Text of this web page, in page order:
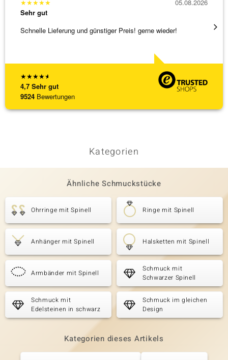
★★★★★
4,7 Sehr gut
9524 Bewertungen
★★★★★
Sehr gut
Schnelle Lieferung und günstiger Preis! gerne wieder!
05.08.2026
Kategorien
Ähnliche Schmuckstücke
Ohrringe mit Spinell Ringe mit Spinell
Anhänger mit Spinell Halsketten mit Spinell
Armbänder mit Spinell
Schmuck mit
Schwarzer Spinell
Schmuck mit
Edelsteinen in schwarz
Schmuck im gleichen
Design
Kategorien dieses Artikels